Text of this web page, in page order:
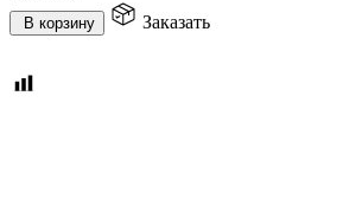
В корзину Заказать